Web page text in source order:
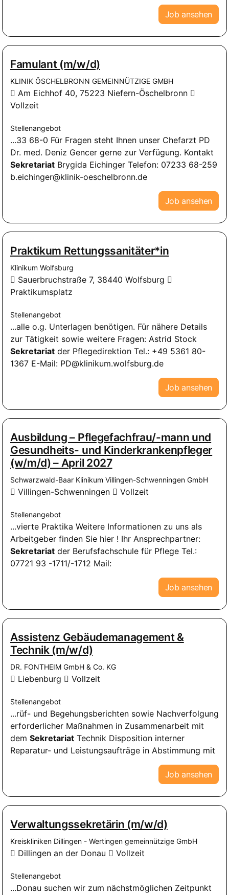
Job ansehen
Famulant (m/w/d)
KLINIK ÖSCHELBRONN GEMEINNÜTZIGE GMBH
Am Eichhof 40, 75223 Niefern-Öschelbronn
Vollzeit
Stellenangebot
...33 68-0 Für Fragen steht Ihnen unser Chefarzt PD
Dr. med. Deniz Gencer gerne zur Verfügung. Kontakt
Sekretariat Brygida Eichinger Telefon: 07233 68-259
b.eichinger@klinik-oeschelbronn.de
Job ansehen
Praktikum Rettungssanitäter*in
Klinikum Wolfsburg
Sauerbruchstraße 7, 38440 Wolfsburg
Praktikumsplatz
Stellenangebot
...alle o.g. Unterlagen benötigen. Für nähere Details
zur Tätigkeit sowie weitere Fragen: Astrid Stock
Sekretariat der Pflegedirektion Tel.: +49 5361 80-
1367 E-Mail: PD@klinikum.wolfsburg.de
Job ansehen
Ausbildung – Pflegefachfrau/-mann und
Gesundheits- und Kinderkrankenpfleger
(w/m/d) – April 2027
Schwarzwald-Baar Klinikum Villingen-Schwenningen GmbH
Villingen-Schwenningen Vollzeit
Stellenangebot
...vierte Praktika Weitere Informationen zu uns als
Arbeitgeber finden Sie hier ! Ihr Ansprechpartner:
Sekretariat der Berufsfachschule für Pflege Tel.:
07721 93 -1711/-1712 Mail:
Job ansehen
Assistenz Gebäudemanagement &
Technik (m/w/d)
DR. FONTHEIM GmbH & Co. KG
Liebenburg Vollzeit
Stellenangebot
...rüf- und Begehungsberichten sowie Nachverfolgung
erforderlicher Maßnahmen in Zusammenarbeit mit
dem Sekretariat Technik Disposition interner
Reparatur- und Leistungsaufträge in Abstimmung mit
Job ansehen
Verwaltungssekretärin (m/w/d)
Kreiskliniken Dillingen - Wertingen gemeinnützige GmbH
Dillingen an der Donau Vollzeit
Stellenangebot
...Donau suchen wir zum nächstmöglichen Zeitpunkt